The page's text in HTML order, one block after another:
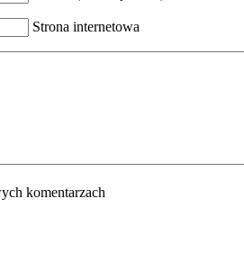
Strona internetowa
komentarzach